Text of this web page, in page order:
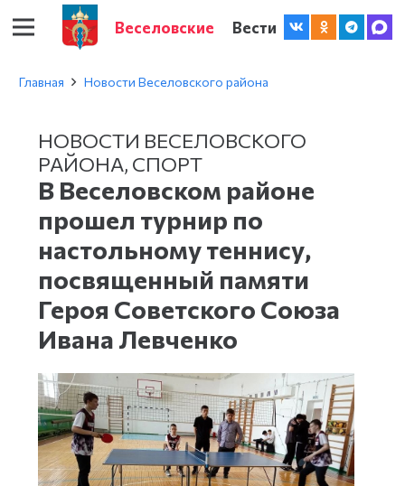
Веселовские Вести
Главная Новости Веселовского района
НОВОСТИ ВЕСЕЛОВСКОГО
РАЙОНА, СПОРТ
В Веселовском районе
прошел турнир по
настольному теннису,
посвященный памяти
Героя Советского Союза
Ивана Левченко